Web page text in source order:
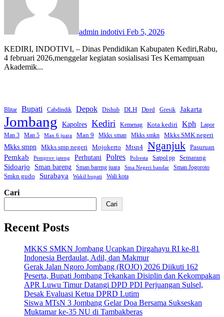
admin indotivi Feb 5, 2026
KEDIRI, INDOTIVI, – Dinas Pendidikan Kabupaten Kediri,Rabu,
4 februari 2026,menggelar kegiatan sosialisasi Tes Kemampuan
Akademik...
Blitar Bupati Cabdindik Depok Dishub DLH Dprd Gresik Jakarta
Jombang Kapolres Kediri Kemenag Kota kediri Kph
Lapor
Man 3
Man 5 Man 6 juara Man 9 Mkks sman Mkks smkn Mkks SMK negeri
Mkks smpn Mkks smp negeri Mojokerto Mtsn4 Nganjuk Pasuruan
Pemkab Pemprov jateng Perhutani Polres Polresta Satpol pp Semarang
Sidoarjo Sman bareng Sman bareng juara Sma Negeri bandar Sman Jogoroto
Smkn gudo Surabaya Wakil bupati Wali kota
Cari
Cari
Recent Posts
MKKS SMKN Jombang Ucapkan Dirgahayu RI ke-81
Indonesia Berdaulat, Adil, dan Makmur
Gerak Jalan Ngoro Jombang (ROJO) 2026 Diikuti 162
Peserta, Bupati Jombang Tekankan Disiplin dan Kekompakan
APR Luwu Timur Datangi DPD PDI Perjuangan Sulsel,
Desak Evaluasi Ketua DPRD Lutim
Siswa MTsN 3 Jombang Gelar Doa Bersama Sukseskan
Muktamar ke-35 NU di Tambakberas